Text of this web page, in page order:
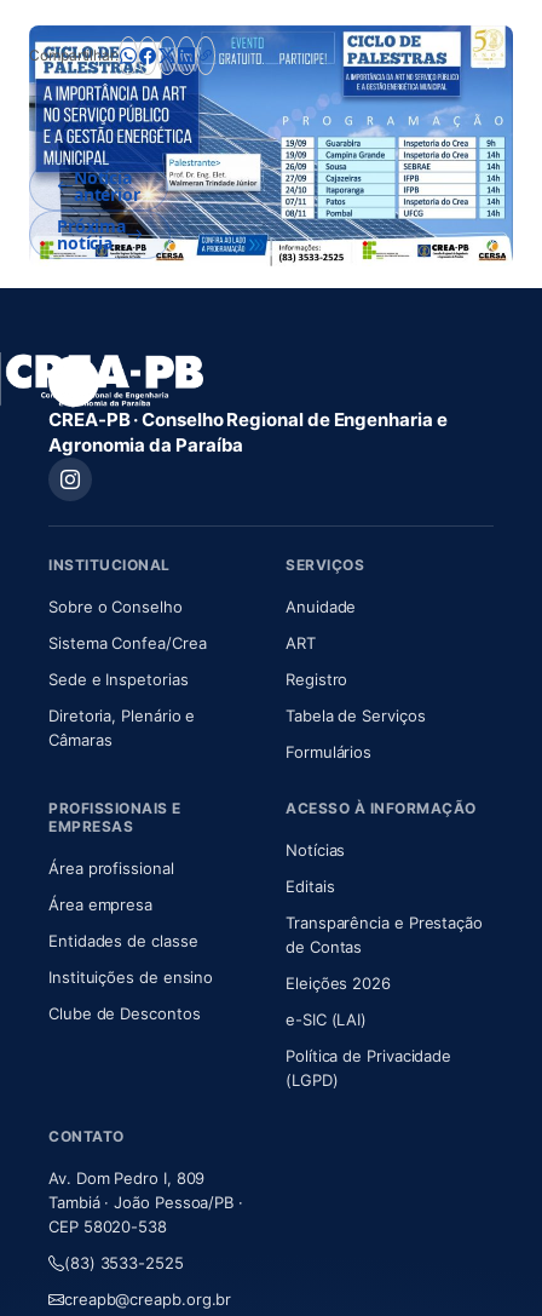
Compartilhar:
Notícia
anterior
Próxima
notícia
CREA-PB · Conselho Regional de Engenharia e
Agronomia da Paraíba
INSTITUCIONAL
Sobre o Conselho(abre em nova aba)
Sistema Confea/Crea(abre em nova aba)
Sede e Inspetorias
Diretoria, Plenário e
Câmaras(abre em nova aba)
SERVIÇOS
Anuidade
ART(abre em nova aba)
Registro
Tabela de Serviços
Formulários
PROFISSIONAIS E
EMPRESAS
Área profissional
Área empresa
Entidades de classe
Instituições de ensino
Clube de Descontos
ACESSO À INFORMAÇÃO
Notícias
Editais
Transparência e Prestação
de Contas
Eleições 2026
e-SIC (LAI)
Política de Privacidade
(LGPD)
CONTATO
Av. Dom Pedro I, 809
Tambiá · João Pessoa/PB ·
CEP 58020-538
(83) 3533-2525
creapb@creapb.org.br